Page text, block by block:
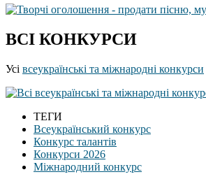
ВСІ КОНКУРСИ
Усі всеукраїнські та міжнародні конкурси
ТЕГИ
Всеукраїнський конкурс
Конкурс талантів
Конкурси 2026
Міжнародний конкурс